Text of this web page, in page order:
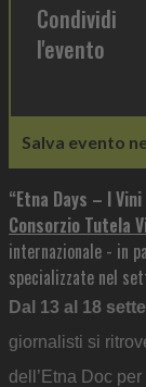
Condividi
l'evento
“Etna Days – I
Consorzio Tutela
internazionale - in
specializzate nel
Dal 13 al 18
giornalisti si
dell’Etna Doc per